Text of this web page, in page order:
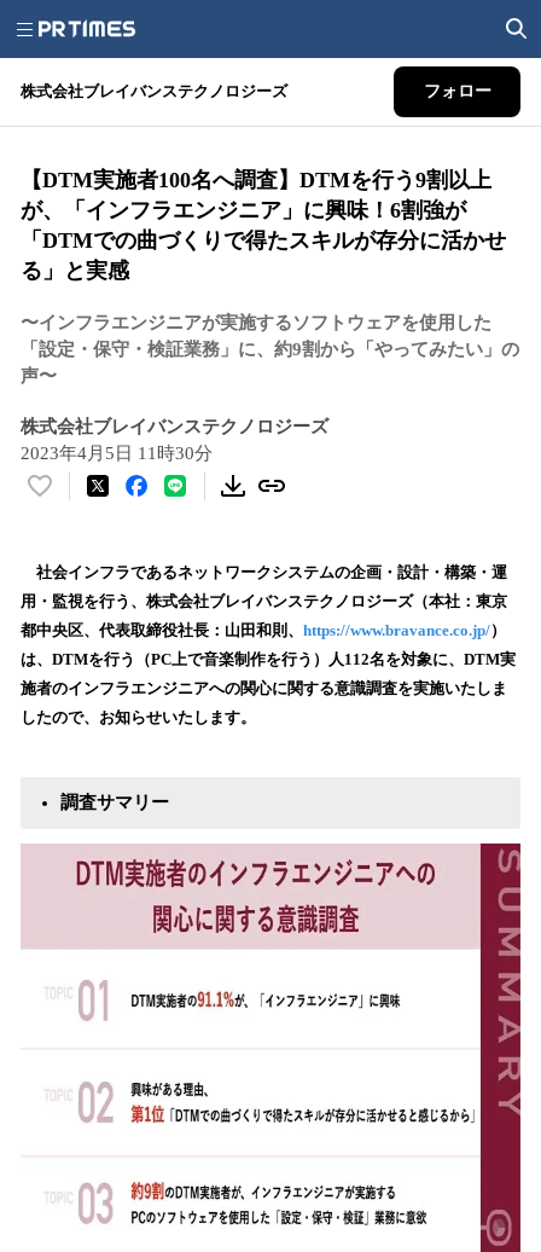
株式会社ブレイバンステクノロジーズ フォロー
【DTM実施者100名へ調査】DTMを行う9割以上
が、「インフラエンジニア」に興味！6割強が
「DTMでの曲づくりで得たスキルが存分に活かせ
る」と実感
〜インフラエンジニアが実施するソフトウェアを使用した
「設定・保守・検証業務」に、約9割から「やってみたい」の
声〜
株式会社ブレイバンステクノロジーズ
2023年4月5日 11時30分
い
！
数
を
読
み
込
み
す
社会インフラであるネットワークシステムの企画・設計・構築・運
用・監視を行う、株式会社ブレイバンステクノロジーズ（本社：東京
都中央区、代表取締役社長：山田和則、 https://www.bravance.co.jp/）
は、DTMを行う（PC上で音楽制作を行う）人112名を対象に、DTM実
施者のインフラエンジニアへの関心に関する意識調査を実施いたしま
したので、お知らせいたします。
調査サマリー